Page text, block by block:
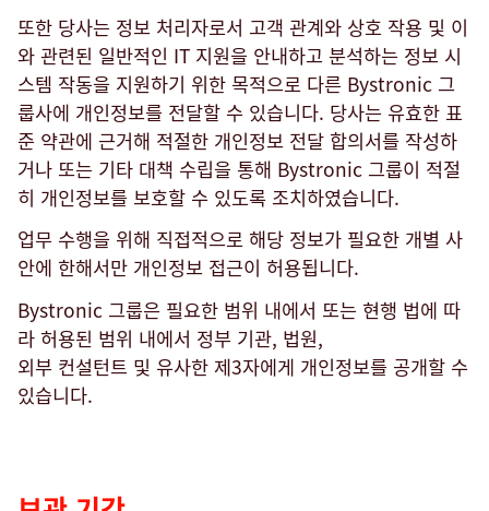
또한 당사는 정보 처리자로서 고객 관계와 상호 작용 및 이
와 관련된 일반적인 IT 지원을 안내하고 분석하는 정보 시
스템 작동을 지원하기 위한 목적으로 다른 Bystronic 그
룹사에 개인정보를 전달할 수 있습니다. 당사는 유효한 표
준 약관에 근거해 적절한 개인정보 전달 합의서를 작성하
거나 또는 기타 대책 수립을 통해 Bystronic 그룹이 적절
히 개인정보를 보호할 수 있도록 조치하였습니다.
업무 수행을 위해 직접적으로 해당 정보가 필요한 개별 사
안에 한해서만 개인정보 접근이 허용됩니다.
Bystronic 그룹은 필요한 범위 내에서 또는 현행 법에 따
라 허용된 범위 내에서 정부 기관, 법원,
외부 컨설턴트 및 유사한 제3자에게 개인정보를 공개할 수
있습니다.